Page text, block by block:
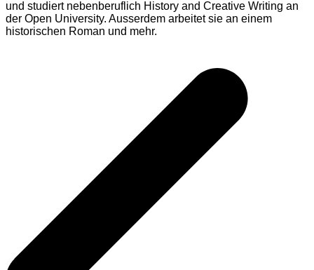
und studiert nebenberuflich History and Creative Writing an
der Open University. Ausserdem arbeitet sie an einem
historischen Roman und mehr.